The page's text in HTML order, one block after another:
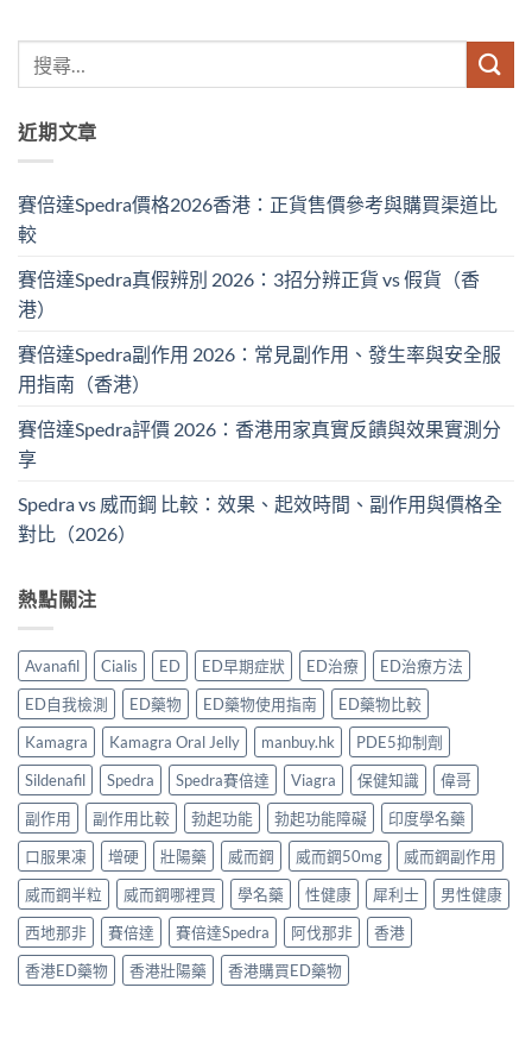
近期文章
賽倍達Spedra價格2026香港：正貨售價參考與購買渠道比
較
賽倍達Spedra真假辨別 2026：3招分辨正貨 vs 假貨（香
港）
賽倍達Spedra副作用 2026：常見副作用、發生率與安全服
用指南（香港）
賽倍達Spedra評價 2026：香港用家真實反饋與效果實測分
享
Spedra vs 威而鋼 比較：效果、起效時間、副作用與價格全
對比（2026）
熱點關注
Avanafil Cialis ED ED早期症狀 ED治療
ED治療方法
ED自我檢測
ED藥物 ED藥物使用指南
ED藥物比較
Kamagra
Kamagra Oral Jelly manbuy.hk
PDE5抑制劑
Sildenafil
Spedra Spedra賽倍達 Viagra 保健知識
偉哥
副作用
副作用比較 勃起功能 勃起功能障礙
印度學名藥
口服果凍
增硬 壯陽藥 威而鋼 威而鋼50mg
威而鋼副作用
威而鋼半粒
威而鋼哪裡買 學名藥 性健康 犀利士
男性健康
西地那非
賽倍達 賽倍達Spedra 阿伐那非
香港
香港ED藥物
香港壯陽藥 香港購買ED藥物